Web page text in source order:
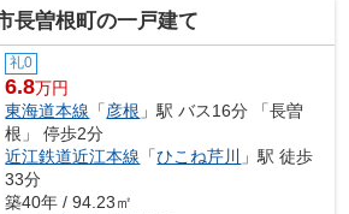
長曽根町の一戸建て
礼0
6.8万円
東海道本線 「彦根 」駅 バス16分 「長曽
根」 停歩2分
近江鉄道近江本線 「ひこね芹川
」駅 徒歩
33分
築40年 / 94.23㎡